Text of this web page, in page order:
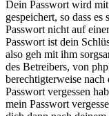
Dein Passwort wird
gespeichert, so dass
Passwort nicht auf
Passwort ist dein
also geh mit ihm
des Betreibers, von
berechtigterweise
Passwort vergessen
mein Passwort